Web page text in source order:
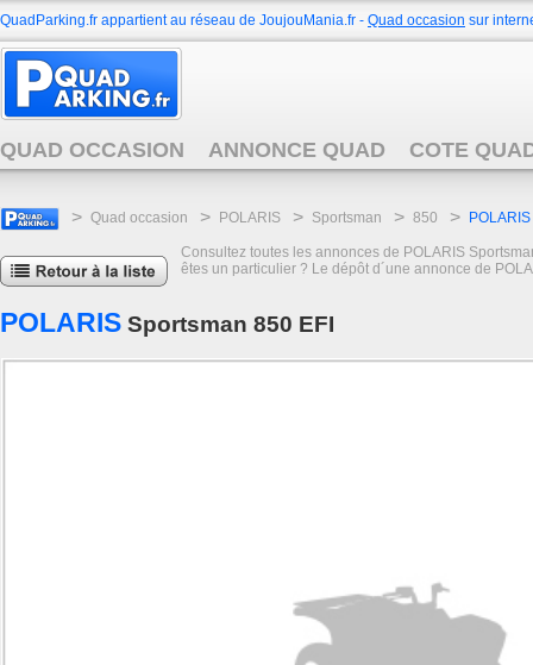
QuadParking.fr appartient au réseau de JoujouMania.fr - Quad occasion sur
QUAD OCCASION ANNONCE QUAD COTE
> Quad occasion > POLARIS > Sportsman > 850 >
Consultez toutes les annonces de POLARIS
êtes un particulier ? Le dépôt d´une annonce de
POLARIS Sportsman 850 EFI